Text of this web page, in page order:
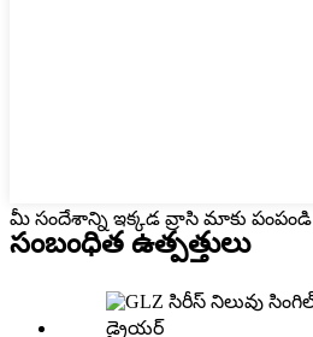
మీ సందేశాన్ని ఇక్కడ వ్రాసి మాకు పంపండి
సంబంధిత ఉత్పత్తులు